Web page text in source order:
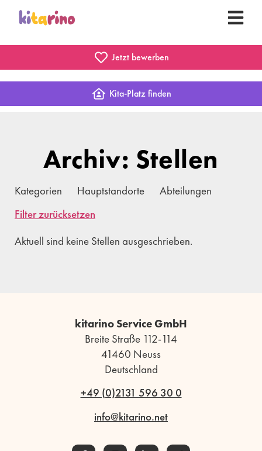
Jetzt bewerben
Kita-Platz finden
Archiv: Stellen
Kategorien Hauptstandorte
Abteilungen
Filter zurücksetzen
Aktuell sind keine Stellen ausgeschrieben.
kitarino Service GmbH
Breite Straße 112-114
41460 Neuss
Deutschland
+49 (0)2131 596 30 0
info@kitarino.net